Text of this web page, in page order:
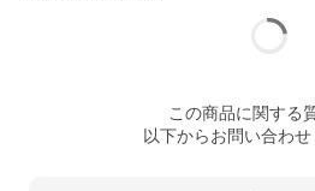
この商品に関する
以下からお問い合わせ